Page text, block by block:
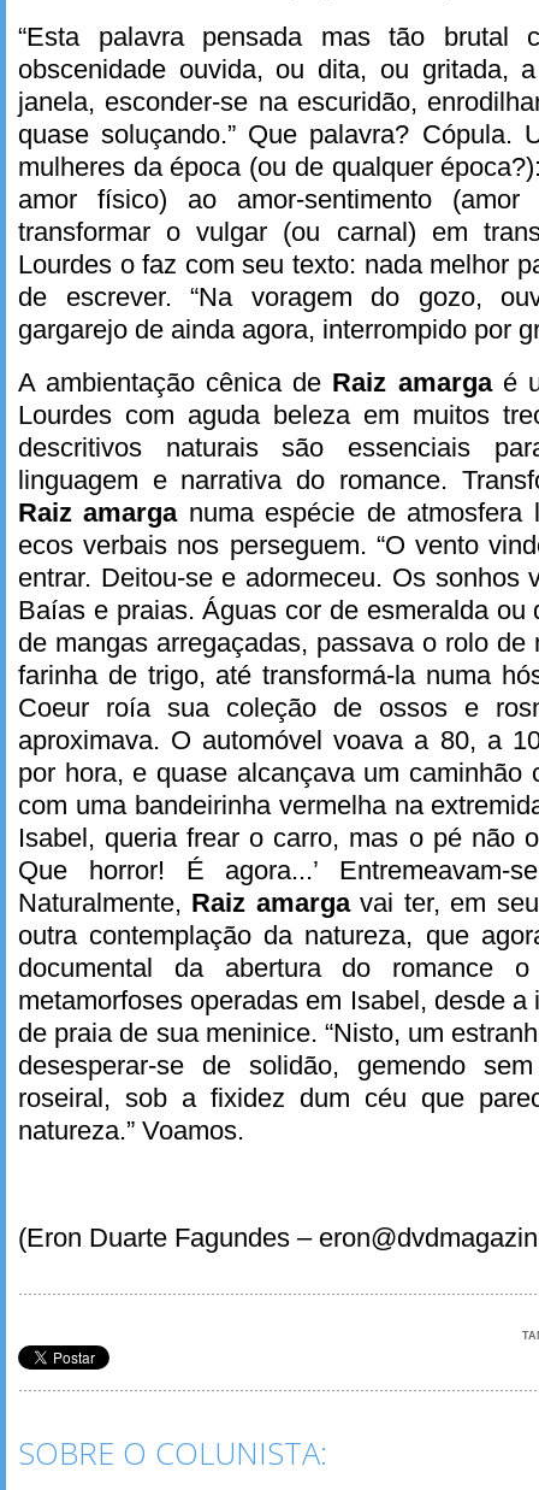
“Esta palavra pensada mas tão brutal
obscenidade ouvida, ou dita, ou gritada,
janela, esconder-se na escuridão,
quase soluçando.” Que palavra? Cópula.
mulheres da época (ou de qualquer
amor físico) ao amor-sentimento
transformar o vulgar (ou carnal) em
Lourdes o faz com seu texto: nada melhor
de escrever. “Na voragem do gozo,
gargarejo de ainda agora, interrompido por
A ambientação cênica de Raiz amarga é
Lourdes com aguda beleza em muitos
descritivos naturais são essenciais
linguagem e narrativa do romance.
Raiz amarga numa espécie de atmosfera
ecos verbais nos perseguem. “O vento
entrar. Deitou-se e adormeceu. Os sonhos
Baías e praias. Águas cor de esmeralda ou
de mangas arregaçadas, passava o rolo de
farinha de trigo, até transformá-la numa
Coeur roía sua coleção de ossos e
aproximava. O automóvel voava a 80, a
por hora, e quase alcançava um caminhão
com uma bandeirinha vermelha na
Isabel, queria frear o carro, mas o pé não
Que horror! É agora...’ Entremeavam-
Naturalmente, Raiz amargavai ter, em
outra contemplação da natureza, que
documental da abertura do romance
metamorfoses operadas em Isabel, desde
de praia de sua meninice. “Nisto, um
desesperar-se de solidão, gemendo
roseiral, sob a fixidez dum céu que
natureza.” Voamos.
(Eron Duarte Fagundes –
SOBRE O COLUNISTA: